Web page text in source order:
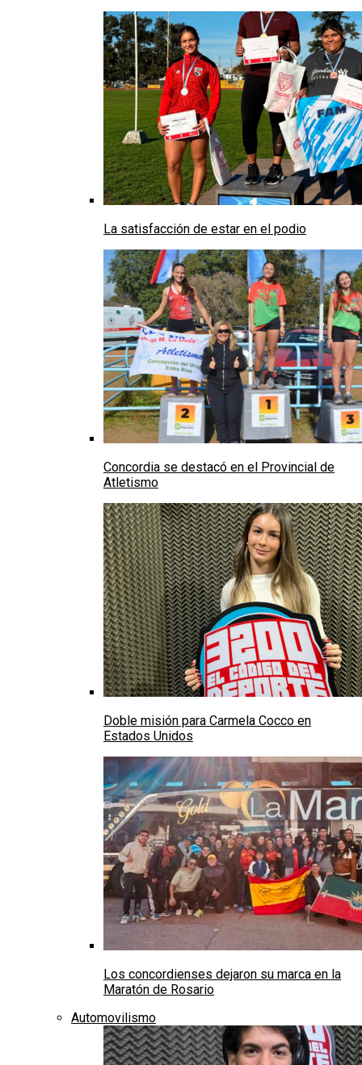
La satisfacción de estar en el podio
Concordia se destacó en el Provincial de
Atletismo
Doble misión para Carmela Cocco en
Estados Unidos
Los concordienses dejaron su marca en la
Maratón de Rosario
Automovilismo